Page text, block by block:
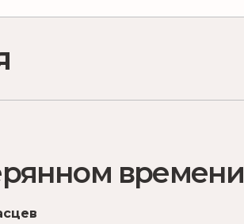
времени